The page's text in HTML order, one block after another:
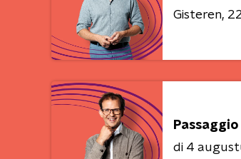
Gisteren
di 4